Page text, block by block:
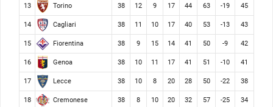
13 Torino 38 12 9 17 44 63 -19 45
14 Cagliari 38 11 10 17 40 53 -13 43
15 Fiorentina 38 9 15 14 41 50 -9 42
16 Genoa 38 10 11 17 41 51 -10 41
17 Lecce 38 10 8 20 28 50 -22 38
18 Cremonese 38 8 10 20 32 57 -25 34